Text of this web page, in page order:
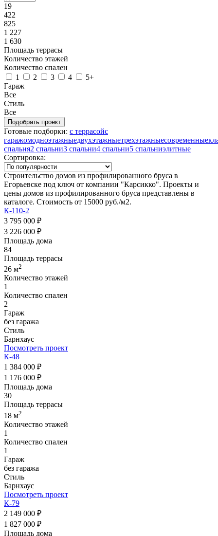
19
422
825
1 227
1 630
Площадь террасы
Количество этажей
Количество спален
1
2 3 4
5+
Гараж
Все
Стиль
Все
Готовые подборки: с террасойс
гаражомодноэтажныедвухэтажныетрехэтажныесовременные
спальня2 спальни3 спальни4 спальни5 спальниэлитные
Сортировка:
Строительство домов из профилированного бруса в
Егорьевске под ключ от компании "Карсикко". Проекты и
цены домов из профилированного бруса представлены в
каталоге. Стоимость от 15000 руб./м2.
К-110-2
3 795 000 ₽
3 226 000 ₽
Площадь дома
84
Площадь террасы
26 м2
Количество этажей
1
Количество спален
2
Гараж
без гаража
Стиль
Барнхаус
Посмотреть проект
К-48
1 384 000 ₽
1 176 000 ₽
Площадь дома
30
Площадь террасы
18 м2
Количество этажей
1
Количество спален
1
Гараж
без гаража
Стиль
Барнхаус
Посмотреть проект
К-79
2 149 000 ₽
1 827 000 ₽
Площадь дома